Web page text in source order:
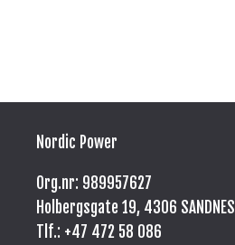
Nordic Power
Org.nr: 989957627
Holbergsgate 19, 4306 SANDNES
Tlf.: +47 472 58 086